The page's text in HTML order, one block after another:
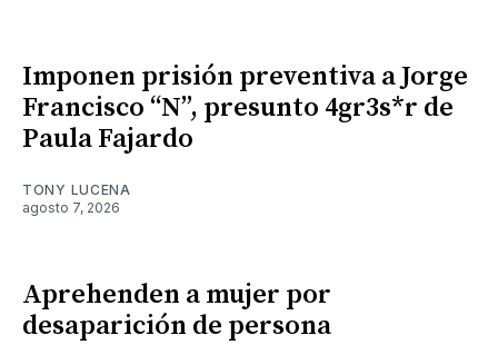
Imponen prisión preventiva a Jorge
Francisco “N”, presunto 4gr3s*r de
Paula Fajardo
TONY LUCENA
agosto 7, 2026
Aprehenden a mujer por
desaparición de persona